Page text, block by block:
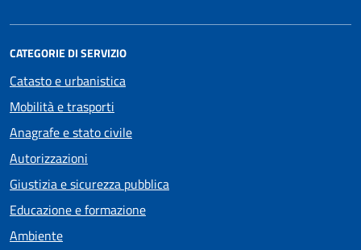
CATEGORIE DI SERVIZIO
Catasto e urbanistica
Mobilità e trasporti
Anagrafe e stato civile
Autorizzazioni
Giustizia e sicurezza pubblica
Educazione e formazione
Ambiente